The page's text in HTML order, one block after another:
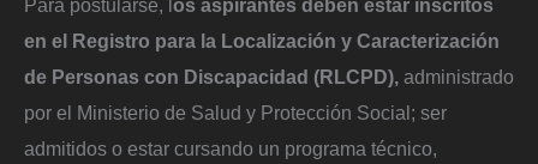
Para postularse, los aspirantes deben estar inscritos
en el Registro para la Localización y Caracterización
de Personas con Discapacidad (RLCPD), administrado
por el Ministerio de Salud y Protección Social; ser
admitidos o estar cursando un programa técnico,